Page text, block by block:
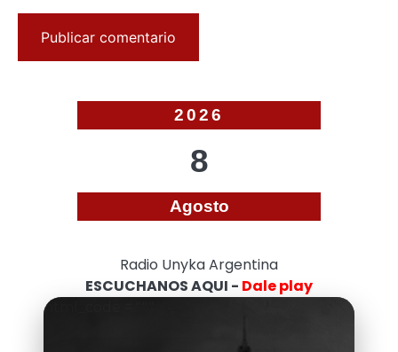
2026
8
Agosto
Radio Unyka Argentina
ESCUCHANOS AQUI - Dale play